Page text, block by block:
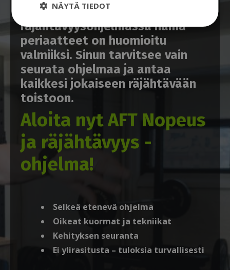
AFT:n nopeus- ja
räjähtävyysohjelmassa nämä
periaatteet on huomioitu
valmiiksi. Sinun tarvitsee vain
seurata ohjelmaa ja antaa
kaikkesi jokaiseen räjähtävään
toistoon.
Aloita nyt AFT Nopeus
ja räjähtävyys -
ohjelma!
Selkeä etenevä ohjelma
Oikeat kuormat ja tekniikat
Kehityksen seuranta
Ei ylirasitusta – tuloksia turvallisesti
NÄYTÄ TIEDOT